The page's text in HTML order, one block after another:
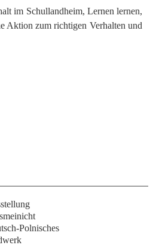
im Schullandheim, Lernen lernen,
Aktion zum richtigen Verhalten und